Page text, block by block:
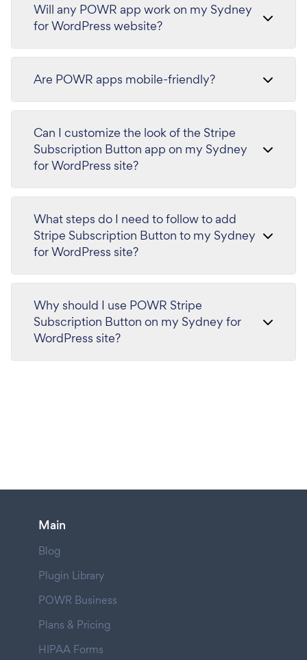
Will any POWR app work on my Sydney
for WordPress website?
Are POWR apps mobile-friendly?
Can I customize the look of the Stripe
Subscription Button app on my Sydney
for WordPress site?
What steps do I need to follow to add
Stripe Subscription Button to my Sydney
for WordPress site?
Why should I use POWR Stripe
Subscription Button on my Sydney for
WordPress site?
Main
Blog
Plugin Library
POWR Business
Plans & Pricing
HIPAA Forms